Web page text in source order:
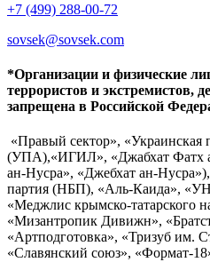
+7 (499) 288-00-72
sovsek@sovsek.com
*Организации и физические
террористов и экстремистов,
запрещена в Российской
«Правый сектор», «Украинская
(УПА),«ИГИЛ», «Джабхат Фатх
ан-Нусра», «Джебхат ан-
партия (НБП), «Аль-Каида»,
«Меджлис крымско-татарского
«Мизантропик Дивижн»,
«Артподготовка», «Тризуб им.
«Славянский союз», «Формат-